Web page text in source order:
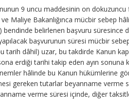
9 uncu maddesinin on dokuzuncu
Maliye Bakanlığınca mücbir sebep
bendinde belirlenen başvuru
başvurunun süresi mücbir
tarih dâhil) uzar, bu takdirde Kanun
erdiği tarihi takip eden ayın
hâlinde bu Kanun hükümlerine
gereken tutarlar beyanname verme
verme süresi içinde, diğer